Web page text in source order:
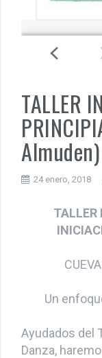
TALLER
24 enero, 2018
Un
Ayudados del
Danza,